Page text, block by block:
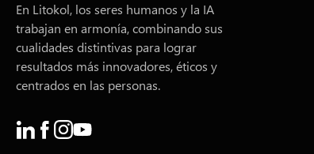
En Litokol, los seres humanos y la IA
trabajan en armonía, combinando sus
cualidades distintivas para lograr
resultados más innovadores, éticos y
centrados en las personas.